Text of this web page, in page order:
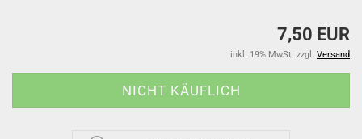
7,50 EUR
inkl. 19% MwSt. zzgl. Versand